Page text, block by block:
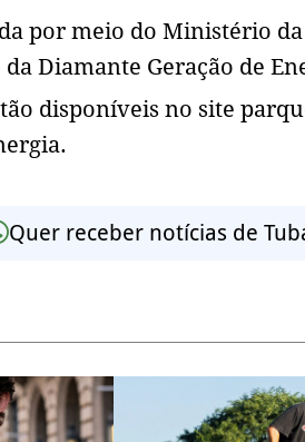
por meio do Ministério da
Diamante Geração de
disponíveis no site
Quer receber notícias de